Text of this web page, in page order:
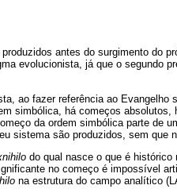
antes do surgimento do
evolucionista, já que o segundo
ao fazer referência ao Evangelho
simbólica, há começos absolutos,
da ordem simbólica parte de
sistema são produzidos, sem que
do qual nasce o que é histórico
no começo é impossível
na estrutura do campo analítico